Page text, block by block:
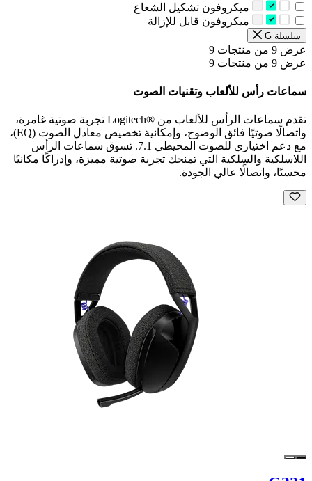
‫ميكروفون تشكيل الشعاع‬
‫ميكروفون قابل للإزالة‬
‫سلسلة G‬
عرض 9 من منتجات 9
عرض 9 من منتجات 9
سماعات رأس للألعاب وتقنيات الصوت
تقدم سماعات الرأس للألعاب من Logitech®‎ تجربة صوتية غامرة،
واتصالًا صوتيًا فائق الوضوح، وإمكانية تخصيص معادل الصوت (EQ)،
مع دعم اختياري للصوت المحيطي 7.1. تسوق سماعات الرأس
اللاسلكية والسلكية التي تمنحك تجربة صوتية مميزة، وإدراكًا مكانيًا
محسنًا، واتصالًا عالي الجودة.